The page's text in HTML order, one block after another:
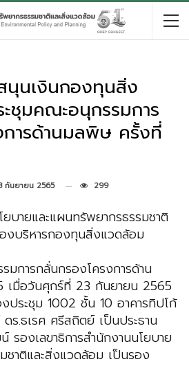
นเงินกองทุนสิ่ง
ชุมคณะอนุกรรมการ
ารด้านมลพิษ ครั้งที่
กันยายน 2565 299
ละแผนทรัพยากรธรรมชาติ
งบริหารกองทุนสิ่งแวดล้อม
มการกลั่นกรองโครงการด้าน
มื่อวันศุกร์ที่ 23 กันยายน 2565
ระชุม 1002 ชั้น 10 อาคารทิปโก้
ร.ธเรศ ศรีสถิตย์ เป็นประธาน
องเลขาธิการสำนักงานนโยบาย
ชาติและสิ่งแวดล้อม เป็นรอง